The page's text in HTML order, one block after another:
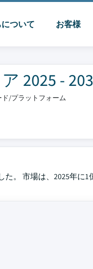
ついて お客様
2025 -
ド/プラットフォーム
。 市場は、2025年に